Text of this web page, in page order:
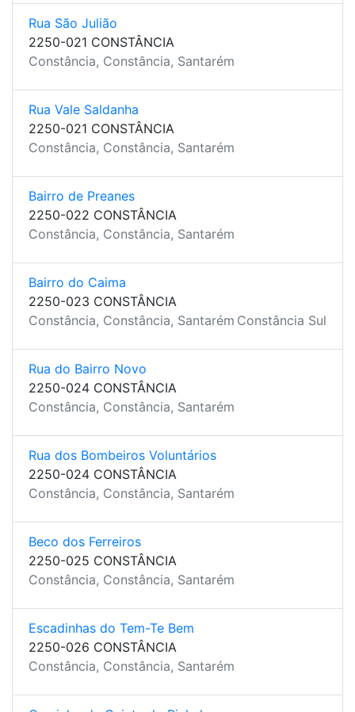
Rua São Julião
2250-021 CONSTÂNCIA
Constância, Constância, Santarém
Rua Vale Saldanha
2250-021 CONSTÂNCIA
Constância, Constância, Santarém
Bairro de Preanes
2250-022 CONSTÂNCIA
Constância, Constância, Santarém
Bairro do Caima
2250-023 CONSTÂNCIA
Constância, Constância, Santarém Constância Sul
Rua do Bairro Novo
2250-024 CONSTÂNCIA
Constância, Constância, Santarém
Rua dos Bombeiros Voluntários
2250-024 CONSTÂNCIA
Constância, Constância, Santarém
Beco dos Ferreiros
2250-025 CONSTÂNCIA
Constância, Constância, Santarém
Escadinhas do Tem-Te Bem
2250-026 CONSTÂNCIA
Constância, Constância, Santarém